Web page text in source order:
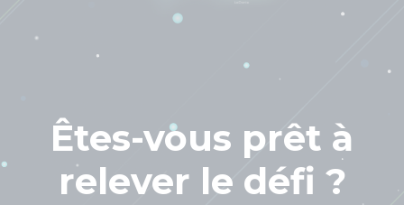
Êtes-vous prêt à
relever le défi ?